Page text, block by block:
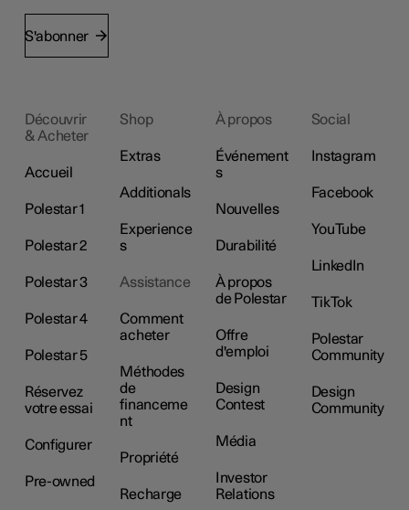
S'abonner
Découvrir
& Acheter
Accueil
Polestar 1
Polestar 2
Polestar 3
Polestar 4
Polestar 5
Réservez
votre essai
Configurer
Pre-owned
Shop
Extras
Additionals
Experience
s
Assistance
Comment
acheter
Méthodes
de
financeme
nt
Propriété
Recharge
À propos
Événement
s
Nouvelles
Durabilité
À propos
de Polestar
Offre
d'emploi
Design
Contest
Média
Investor
Relations
Social
Instagram
Facebook
YouTube
LinkedIn
TikTok
Polestar
Community
Design
Community